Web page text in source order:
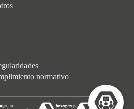
normativo